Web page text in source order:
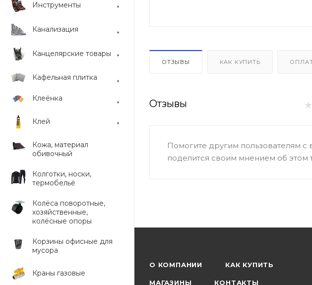
Инструменты
Канализация
Канцелярские товары
Кафельная плитка
Клеёнка
Клей
Кожа, материал
обивочный
Колготки, носки,
термобельё
Колёса поворотные,
хозяйственные,
колёсные опоры
Корзины офисные для
мусора
Краны газовые
ОТЗЫВЫ КАК КУПИТЬ
Отзывы
Помогите другим пользователям
поделится своим мнением об этом
О КОМПАНИИ КАК КУПИТЬ
МАГАЗИНЫ КОНТАКТЫ